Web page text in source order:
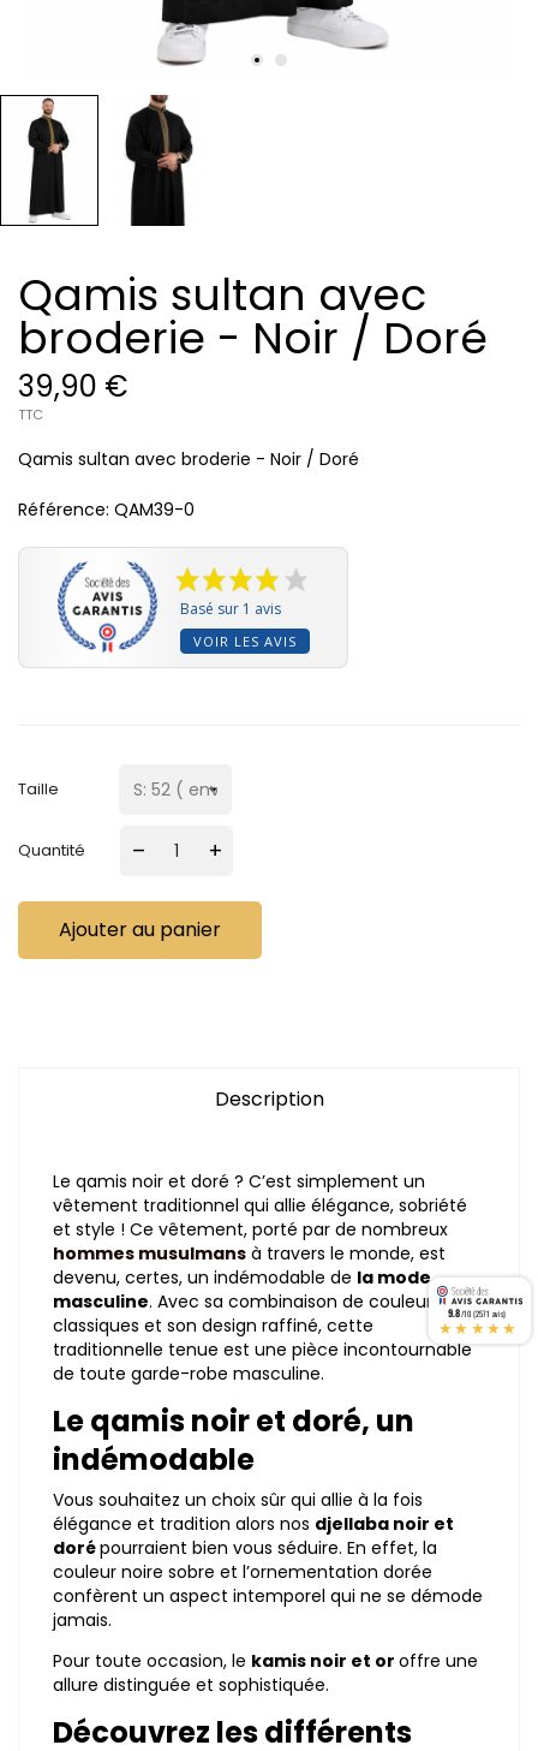
Qamis sultan avec
broderie - Noir / Doré
39,90 €
TTC
Qamis sultan avec broderie - Noir / Doré
Référence: QAM39-0
Basé sur 1 avis
VOIR LES AVIS
Taille
Quantité – +
Ajouter au panier
Description
Le qamis noir et doré ? C’est simplement un
vêtement traditionnel qui allie élégance, sobriété
et style ! Ce vêtement, porté par de nombreux
hommes musulmans à travers le monde, est
devenu, certes, un indémodable de la mode
masculine. Avec sa combinaison de couleurs
classiques et son design raffiné, cette
traditionnelle tenue est une pièce incontournable
de toute garde-robe masculine.
Le qamis noir et doré, un
indémodable
Vous souhaitez un choix sûr qui allie à la fois
élégance et tradition alors nos djellaba noir et
dorépourraient bien vous séduire. En effet, la
couleur noire sobre et l’ornementation dorée
confèrent un aspect intemporel qui ne se démode
jamais.
Pour toute occasion, le kamis noir et or offre une
allure distinguée et sophistiquée.
Découvrez les différents
9.8/10 (2571 avis)
★★★★★